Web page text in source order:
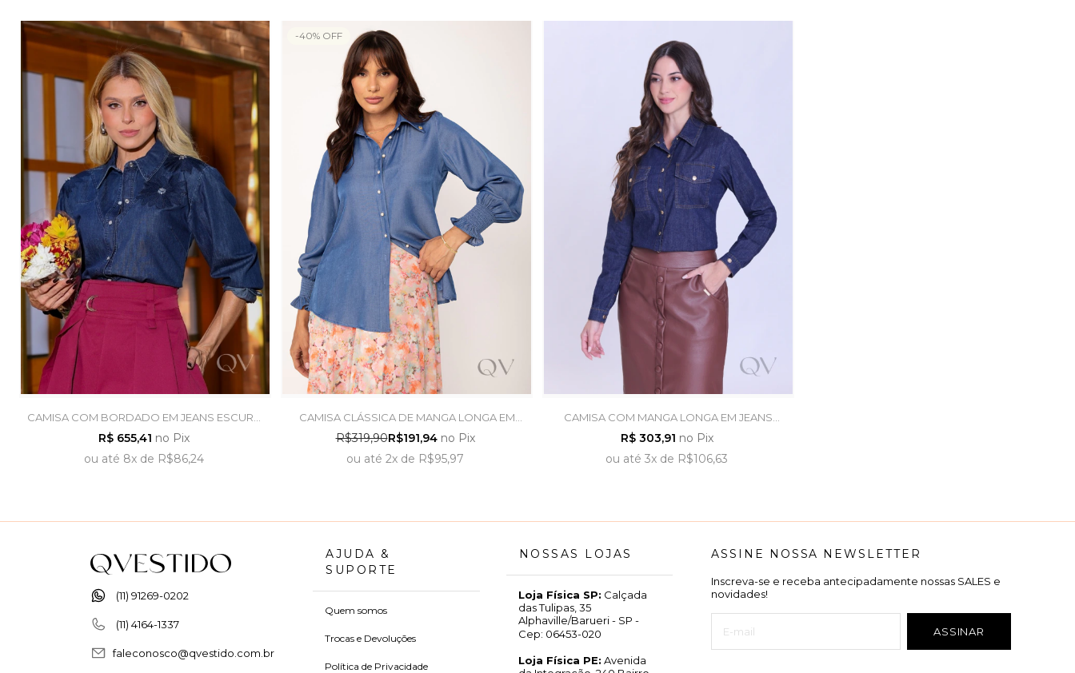
CAMISA COM BORDADO EM JEANS ESCURO
- LUZIA FAZZOLLI
R$ 655,41 no Pix
ou até 8xde R$86,24
CAMISA CLÁSSICA DE MANGA LONGA EM
JEANS AZUL - LEKAZIS
R$319,90R$191,94 no Pix
ou até 2x de R$95,97
-40% OFF
CAMISA COM MANGA LONGA EM JEANS
ESCURO - HAPUK
R$ 303,91 no Pix
ou até 3x de R$106,63
(11) 91269-0202
(11) 4164-1337
faleconosco@qvestido.com.br
AJUDA &
SUPORTE
Quem somos
Trocas e Devoluções
Política de Privacidade
NOSSAS LOJAS
Loja Física SP: Calçada
das Tulipas, 35
Alphaville/Barueri - SP -
Cep: 06453-020
Loja Física PE: Avenida
ASSINE NOSSA NEWSLETTER
Inscreva-se e receba antecipadamente nossas SALES e
novidades!